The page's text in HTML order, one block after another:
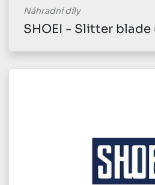
Náhradní díly
SHOEI - Slitter blade